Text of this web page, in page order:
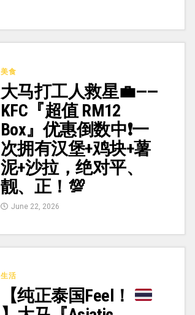
美食
大马打工人救星💼——
KFC『超值 RM12
Box』优惠倒数中❗一
次拥有汉堡+鸡块+薯
泥+沙拉，绝对平、
靓、正！💯
June 22, 2026
生活
【纯正泰国Feel！